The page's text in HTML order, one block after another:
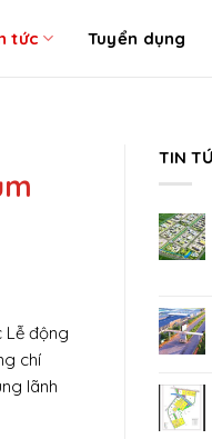
tức Tuyển dụng
Lễ động
chí
lãnh
TIN